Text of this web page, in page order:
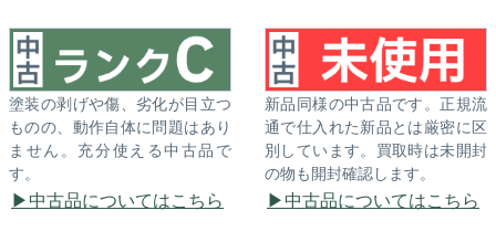
塗装の剥げや傷、劣化が目立つ
ものの、動作自体に問題はあり
ません。充分使える中古品で
す。
中古品についてはこちら
新品同様の中古品です。正規流
通で仕入れた新品とは厳密に区
別しています。買取時は未開封
の物も開封確認します。
中古品についてはこちら